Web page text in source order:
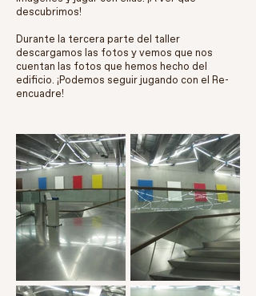
descubrimos!
Durante la tercera parte del taller
descargamos las fotos y vemos que nos
cuentan las fotos que hemos hecho del
edificio. ¡Podemos seguir jugando con el Re-
encuadre!